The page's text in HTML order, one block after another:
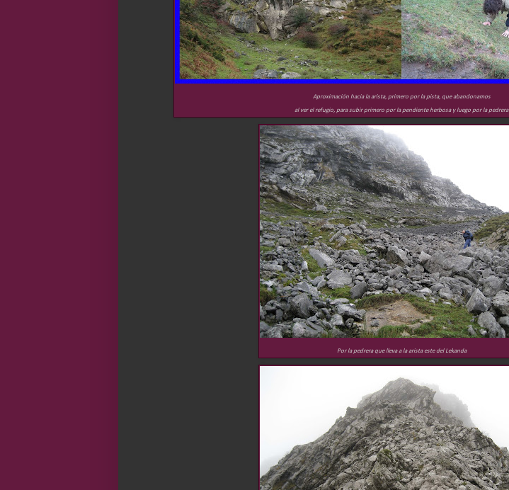
Aproximación hacia la arista, primero por la pista, que abandonamos
al ver el refugio, para subir primero por la pendiente herbosa y luego por la pedrera
Por la pedrera que lleva a la arista este del Lekanda